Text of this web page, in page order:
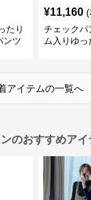
たり
ンツ
¥11,160 (
チェックパ
ム入りゆっ
アイテムの一覧へ
のおすすめアイ